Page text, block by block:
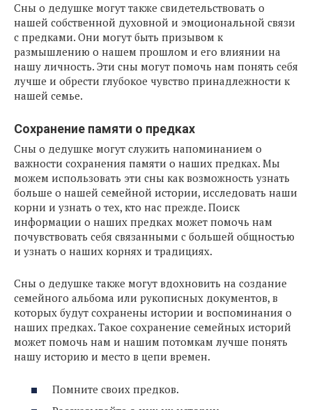
Сны о дедушке могут также свидетельствовать о
нашей собственной духовной и эмоциональной связи
с предками. Они могут быть призывом к
размышлению о нашем прошлом и его влиянии на
нашу личность. Эти сны могут помочь нам понять себя
лучше и обрести глубокое чувство принадлежности к
нашей семье.
Сохранение памяти о предках
Сны о дедушке могут служить напоминанием о
важности сохранения памяти о наших предках. Мы
можем использовать эти сны как возможность узнать
больше о нашей семейной истории, исследовать наши
корни и узнать о тех, кто нас прежде. Поиск
информации о наших предках может помочь нам
почувствовать себя связанными с большей общностью
и узнать о наших корнях и традициях.
Сны о дедушке также могут вдохновить на создание
семейного альбома или рукописных документов, в
которых будут сохранены истории и воспоминания о
наших предках. Такое сохранение семейных историй
может помочь нам и нашим потомкам лучше понять
нашу историю и место в цепи времен.
Помните своих предков.